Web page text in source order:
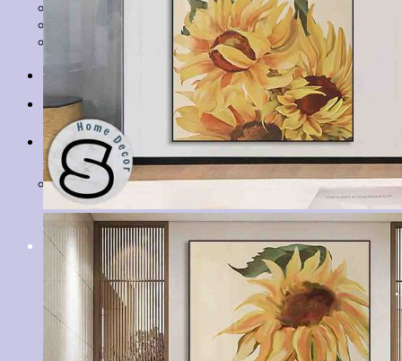
Tranh Lá Cây
Tranh Cá Chép
Tranh Tĩnh Vật
Tranh Đồng Quê
Tranh Con Hổ
Tin tức
Liên hệ
Giỏ hàng
Chưa có sản phẩm trong giỏ hàng.
Tìm
kiếm: